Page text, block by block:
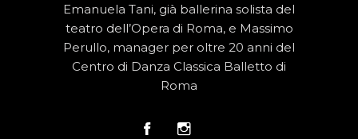
Emanuela Tani, già ballerina solista del
teatro dell’Opera di Roma, e Massimo
Perullo, manager per oltre 20 anni del
Centro di Danza Classica Balletto di
Roma